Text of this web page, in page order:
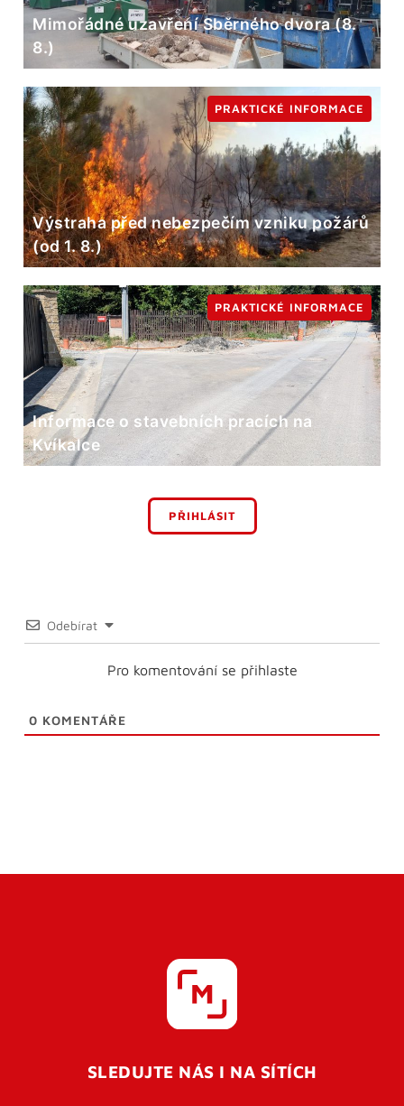
Mimořádné uzavření Sběrného dvora (8.
8.)
Výstraha před nebezpečím vzniku požárů
(od 1. 8.)
PRAKTICKÉ INFORMACE
Informace o stavebních pracích na
Kvíkalce
PRAKTICKÉ INFORMACE
PŘIHLÁSIT
Odebírat
Pro komentování se přihlaste
0 KOMENTÁŘE
SLEDUJTE NÁS I NA SÍTÍCH